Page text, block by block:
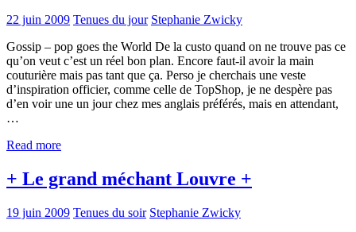
22 juin 2009 Tenues du jour Stephanie Zwicky
Gossip – pop goes the World De la custo quand on ne trouve pas ce
qu’on veut c’est un réel bon plan. Encore faut-il avoir la main
couturière mais pas tant que ça. Perso je cherchais une veste
d’inspiration officier, comme celle de TopShop, je ne despère pas
d’en voir une un jour chez mes anglais préférés, mais en attendant,
…
Read more
+ Le grand méchant Louvre +
19 juin 2009 Tenues du soir Stephanie Zwicky